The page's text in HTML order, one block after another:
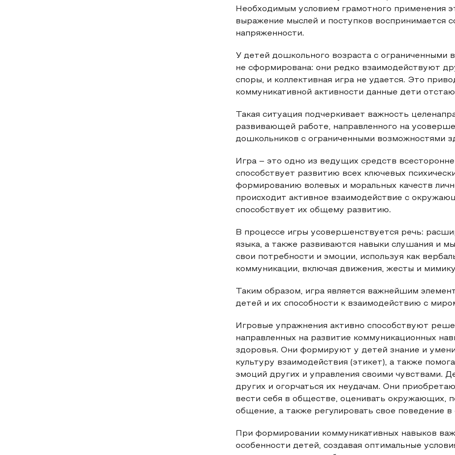
Необходимым условием грамотного применения
выражение мыслей и поступков воспринимается
напряженности.
У детей дошкольного возраста с ограниченными
не сформирована: они редко взаимодействуют
споры, и коллективная игра не удается. Это
коммуникативной активности данные дети
Такая ситуация подчеркивает важность
развивающей работе, направленного на
дошкольников с ограниченными возможностями
Игра – это одно из ведущих средств
способствует развитию всех ключевых
формированию волевых и моральных качеств
происходит активное взаимодействие с
способствует их общему развитию.
В процессе игры усовершенствуется речь:
языка, а также развиваются навыки слушания и
свои потребности и эмоции, используя как
коммуникации, включая движения, жесты и
Таким образом, игра является важнейшим
детей и их способности к взаимодействию с
Игровые упражнения активно способствуют
направленных на развитие коммуникационных
здоровья. Они формируют у детей знание и
культуру взаимодействия (этикет), а также
эмоций других и управления своими чувствами.
других и огорчаться их неудачам. Они
вести себя в обществе, оценивать окружающих,
общение, а также регулировать свое поведение
При формировании коммуникативных навыков
особенности детей, создавая оптимальные